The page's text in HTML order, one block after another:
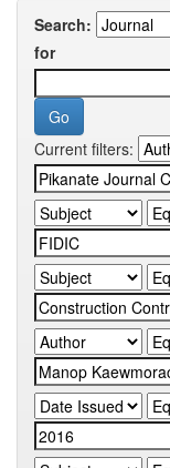
Search:
for
Current filters: